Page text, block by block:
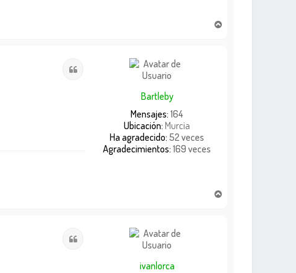
Bartleby
Mensajes: 164
Ubicación: Murcia
Ha agradecido: 52 veces
Agradecimientos: 169 veces
ivanlorca